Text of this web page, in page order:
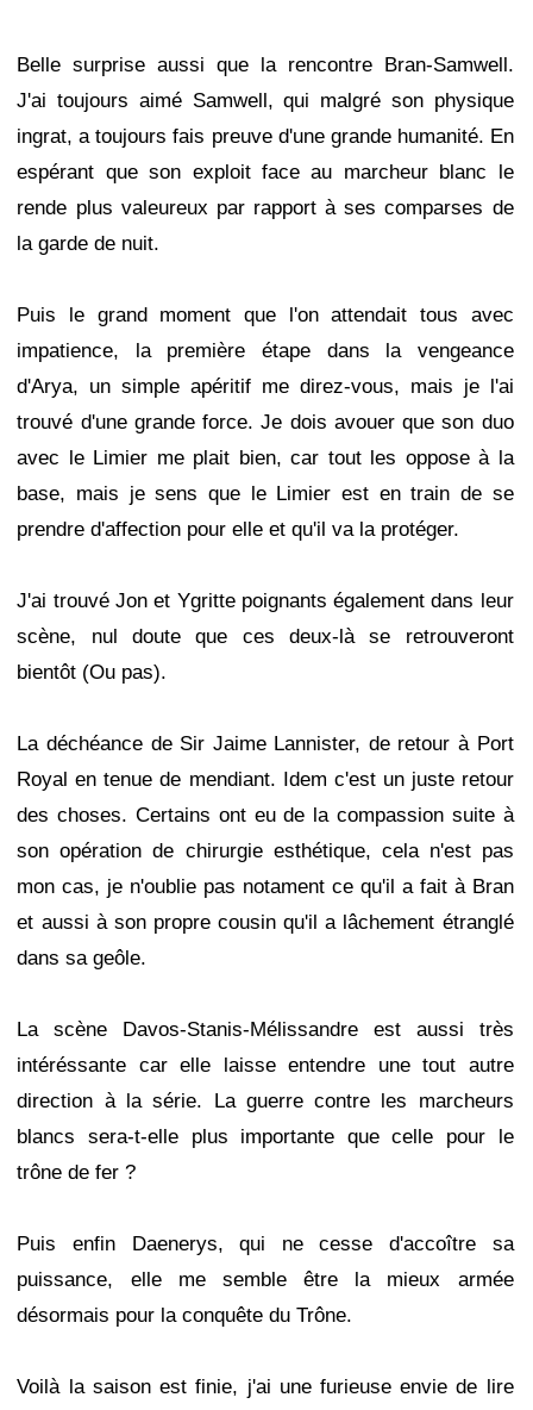
Belle surprise aussi que la rencontre Bran-Samwell.
J'ai toujours aimé Samwell, qui malgré son physique
ingrat, a toujours fais preuve d'une grande humanité. En
espérant que son exploit face au marcheur blanc le
rende plus valeureux par rapport à ses comparses de
la garde de nuit.
Puis le grand moment que l'on attendait tous avec
impatience, la première étape dans la vengeance
d'Arya, un simple apéritif me direz-vous, mais je l'ai
trouvé d'une grande force. Je dois avouer que son duo
avec le Limier me plait bien, car tout les oppose à la
base, mais je sens que le Limier est en train de se
prendre d'affection pour elle et qu'il va la protéger.
J'ai trouvé Jon et Ygritte poignants également dans leur
scène, nul doute que ces deux-là se retrouveront
bientôt (Ou pas).
La déchéance de Sir Jaime Lannister, de retour à Port
Royal en tenue de mendiant. Idem c'est un juste retour
des choses. Certains ont eu de la compassion suite à
son opération de chirurgie esthétique, cela n'est pas
mon cas, je n'oublie pas notament ce qu'il a fait à Bran
et aussi à son propre cousin qu'il a lâchement étranglé
dans sa geôle.
La scène Davos-Stanis-Mélissandre est aussi très
intéréssante car elle laisse entendre une tout autre
direction à la série. La guerre contre les marcheurs
blancs sera-t-elle plus importante que celle pour le
trône de fer ?
Puis enfin Daenerys, qui ne cesse d'accoître sa
puissance, elle me semble être la mieux armée
désormais pour la conquête du Trône.
Voilà la saison est finie, j'ai une furieuse envie de lire